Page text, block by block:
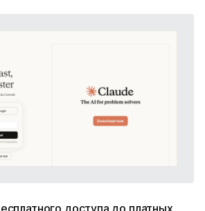
доступа до платных